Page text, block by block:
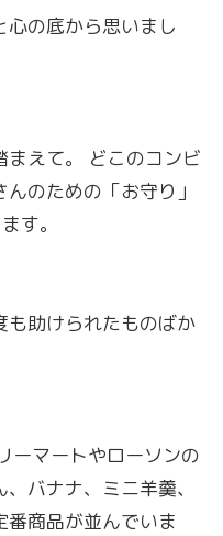
の底から思いまし
まえて。 どこのコンビ
のための「お守り」
す。
も助けられたものばか
ーマートやローソンの
バナナ、ミニ羊羹、
商品が並んでいま